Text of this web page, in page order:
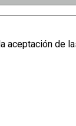
aceptación de